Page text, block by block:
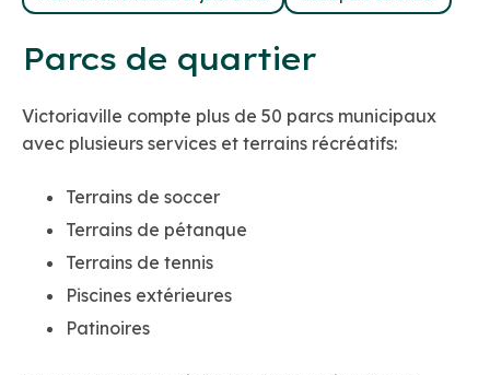
Parcs de quartier
Victoriaville compte plus de 50 parcs municipaux
avec plusieurs services et terrains récréatifs:
Terrains de soccer
Terrains de pétanque
Terrains de tennis
Piscines extérieures
Patinoires